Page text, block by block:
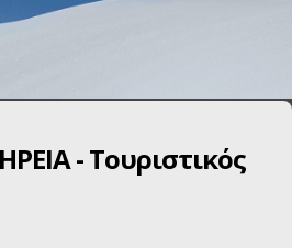
- Τουριστικός